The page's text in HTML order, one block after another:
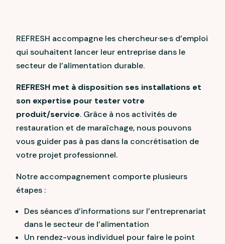
REFRESH accompagne les chercheur·se·s d’emploi
qui souhaitent lancer leur entreprise dans le
secteur de l’alimentation durable.
REFRESH met à disposition ses installations et
son expertise pour tester votre
produit/service. Grâce à nos activités de
restauration et de maraîchage, nous pouvons
vous guider pas à pas dans la concrétisation de
votre projet professionnel.
Notre accompagnement comporte plusieurs
étapes :
Des séances d’informations sur l’entreprenariat
dans le secteur de l’alimentation
Un rendez-vous individuel pour faire le point